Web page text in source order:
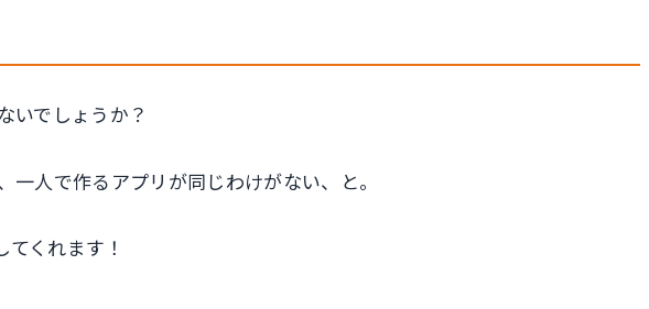
いでしょうか？
人で作るアプリが同じわけがない、と。
くれます！